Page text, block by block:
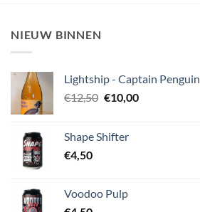
NIEUW BINNEN
Lightship - Captain Penguin
€12,50 Oorspronkelijke
€12,50.
€10,00Huidige
Shape Shifter
€4,50
Voodoo Pulp